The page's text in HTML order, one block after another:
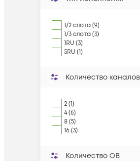
1/2 слота (9)
1/3 слота (3)
1RU (3)
5RU (1)
Количество каналов
2 (1)
4 (6)
8 (5)
16 (3)
Количество ОВ